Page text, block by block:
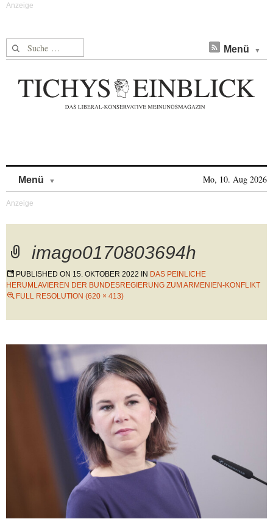
Suche nach: Menü
Menü Mo, 10. Aug 2026
imago0170803694h
PUBLISHED ON 15. OKTOBER 2022 IN DAS PEINLICHE
HERUMLAVIEREN DER BUNDESREGIERUNG ZUM ARMENIEN-KONFLIKT
FULL RESOLUTION (620 × 413)